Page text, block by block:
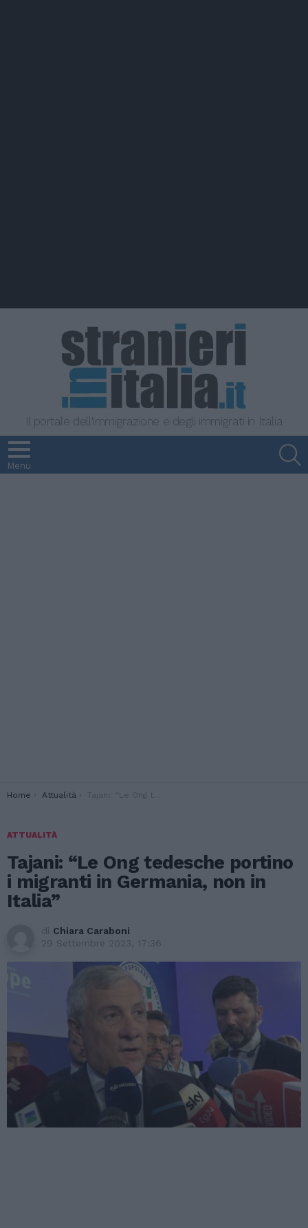
Il portale dell'immigrazione e degli immigrati in Italia
Menu
You are here:
Home Attualità Tajani: “Le Ong tedesche portino i migranti in Germania, non in Italia”
ATTUALITÀ
Tajani: “Le Ong tedesche portino
i migranti in Germania, non in
Italia”
di Chiara Caraboni
29 Settembre 2023, 17:36